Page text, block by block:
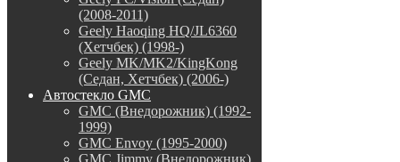
(2008-2011)
Geely Haoqing HQ/JL6360
(Хетчбек) (1998-)
Geely MK/MK2/KingKong
(Седан, Хетчбек) (2006-)
Автостекло GMC
GMC (Внедорожник) (1992-
1999)
GMC Envoy (1995-2000)
GMC Jimmy (Внедорожник)